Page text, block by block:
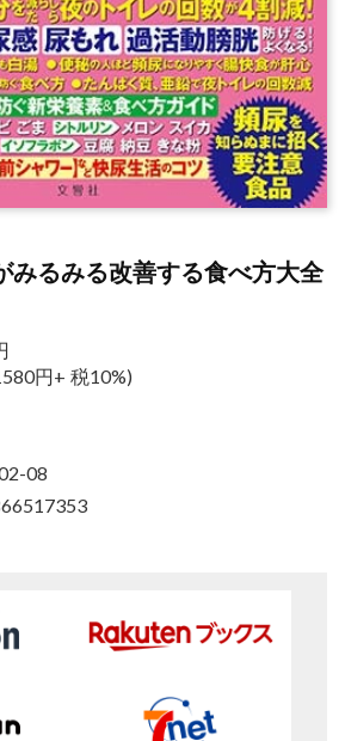
みるみる改善する食べ方大全
円+ 税10%)
08